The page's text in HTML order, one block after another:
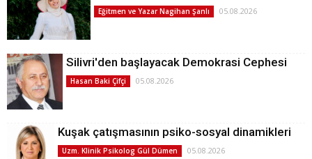
Eğitmen ve Yazar Nagihan Şanlı 05.08.2026
Silivri'den başlayacak Demokrasi Cephesi
Hasan Baki Çifçi 05.08.2026
Kuşak çatışmasının psiko-sosyal dinamikleri
Uzm. Klinik Psikolog Gül Dümen 05.08.2026